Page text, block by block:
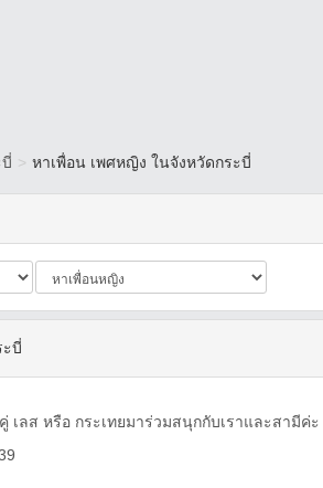
> หาเพื่อน เพศหญิง ในจังหวัดกระบี่
บี่